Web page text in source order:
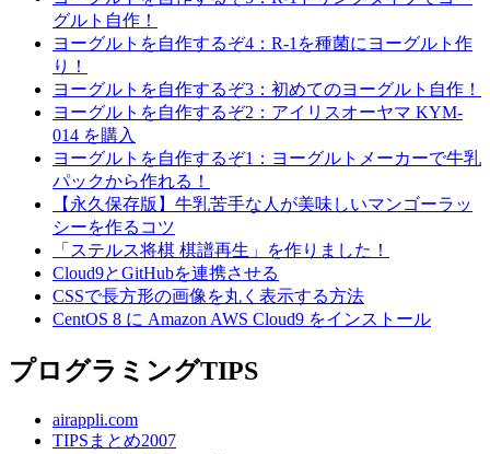
グルト自作！
ヨーグルトを自作するぞ4：R-1を種菌にヨーグルト作
り！
ヨーグルトを自作するぞ3：初めてのヨーグルト自作！
ヨーグルトを自作するぞ2：アイリスオーヤマ KYM-
014 を購入
ヨーグルトを自作するぞ1：ヨーグルトメーカーで牛乳
パックから作れる！
【永久保存版】牛乳苦手な人が美味しいマンゴーラッ
シーを作るコツ
「ステルス将棋 棋譜再生」を作りました！
Cloud9とGitHubを連携させる
CSSで長方形の画像を丸く表示する方法
CentOS 8 に Amazon AWS Cloud9 をインストール
プログラミングTIPS
airappli.com
TIPSまとめ2007